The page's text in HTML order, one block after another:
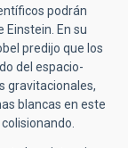
podrán
Einstein. En su
predijo que los
del espacio-
gravitacionales,
blancas en este